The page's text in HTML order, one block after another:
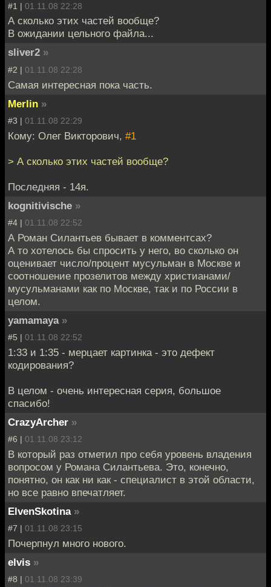
#1 | 01.11.08 22:28
А сколько этих частей вообще?
В ожидании цельного файла...
sliver2 »
#2 | 01.11.08 22:28
Самая интересная пока часть.
Merlin »
#3 | 01.11.08 22:29
Кому: Олег Викторович, #1
> А сколько этих частей вообще?
Последняя - 14я.
kognitivische »
#4 | 01.11.08 22:52
А Роман Силантьев бывает в комментсах?
А то хотелось бы спросить у него, во сколько он
оценивает число/процент мусульман в Москве и
соотношение прозелитов между христианами/
мусульманами как по Москве, так и по России в
целом.
yamamaya »
#5 | 01.11.08 22:52
1:33 и 1:35 - мерцает картинка - это дефект
кодирования?
В целом - очень интересная серия, большое
спасибо!
CrazyArcher »
#6 | 01.11.08 23:12
В который раз отметил про себя уровень владения
вопросом у Романа Силантьева. Это, конечно,
понятно, он как ни как - специалист в этой области,
но все равно впечатляет.
ElvenSkotina »
#7 | 01.11.08 23:15
Почерпнул много нового.
elvis »
#8 | 01.11.08 23:39